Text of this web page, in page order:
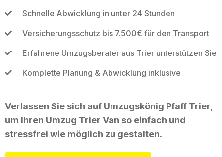
Schnelle Abwicklung in unter 24 Stunden
Versicherungsschutz bis 7.500€ für den Transport
Erfahrene Umzugsberater aus Trier unterstützen Sie
Komplette Planung & Abwicklung inklusive
Verlassen Sie sich auf Umzugskönig Pfaff Trier,
um Ihren Umzug Trier Van so einfach und
stressfrei wie möglich zu gestalten.